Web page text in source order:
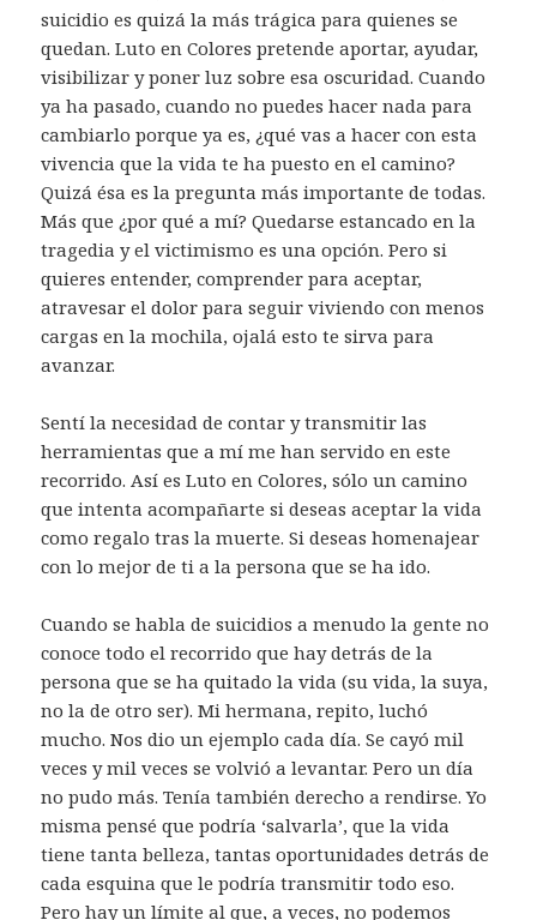
suicidio es quizá la más trágica para quienes se
quedan. Luto en Colores pretende aportar, ayudar,
visibilizar y poner luz sobre esa oscuridad. Cuando
ya ha pasado, cuando no puedes hacer nada para
cambiarlo porque ya es, ¿qué vas a hacer con esta
vivencia que la vida te ha puesto en el camino?
Quizá ésa es la pregunta más importante de todas.
Más que ¿por qué a mí? Quedarse estancado en la
tragedia y el victimismo es una opción. Pero si
quieres entender, comprender para aceptar,
atravesar el dolor para seguir viviendo con menos
cargas en la mochila, ojalá esto te sirva para
avanzar.
Sentí la necesidad de contar y transmitir las
herramientas que a mí me han servido en este
recorrido. Así es Luto en Colores, sólo un camino
que intenta acompañarte si deseas aceptar la vida
como regalo tras la muerte. Si deseas homenajear
con lo mejor de ti a la persona que se ha ido.
Cuando se habla de suicidios a menudo la gente no
conoce todo el recorrido que hay detrás de la
persona que se ha quitado la vida (su vida, la suya,
no la de otro ser). Mi hermana, repito, luchó
mucho. Nos dio un ejemplo cada día. Se cayó mil
veces y mil veces se volvió a levantar. Pero un día
no pudo más. Tenía también derecho a rendirse. Yo
misma pensé que podría ‘salvarla’, que la vida
tiene tanta belleza, tantas oportunidades detrás de
cada esquina que le podría transmitir todo eso.
Pero hay un límite al que, a veces, no podemos